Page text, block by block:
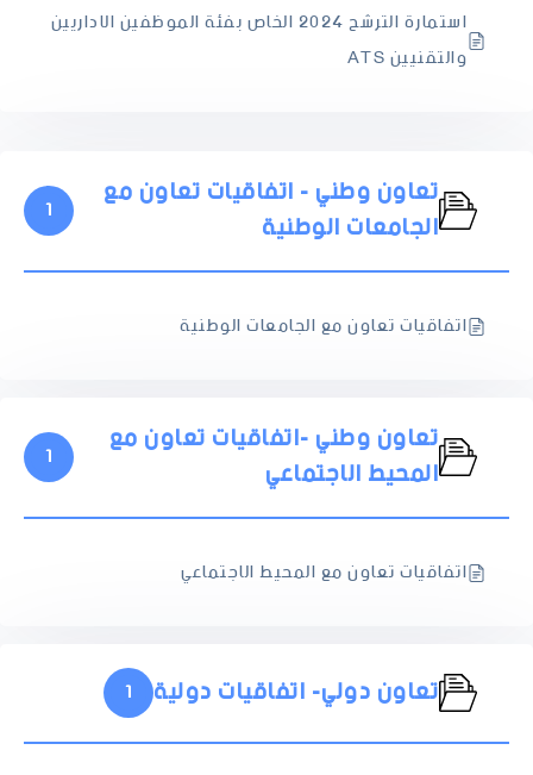
استمارة الترشح 2024 الخاص بفئة الموظفين الاداريين
والتقنيين ATS
تعاون وطني - اتفاقيات تعاون مع
الجامعات الوطنية 1
اتفاقيات تعاون مع الجامعات الوطنية
تعاون وطني -اتفاقيات تعاون مع
المحيط الاجتماعي 1
اتفاقيات تعاون مع المحيط الاجتماعي
تعاون دولي- اتفاقيات دولية 1